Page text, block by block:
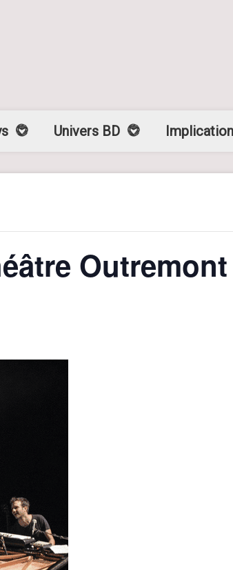
Univers BD Implication
Outremont